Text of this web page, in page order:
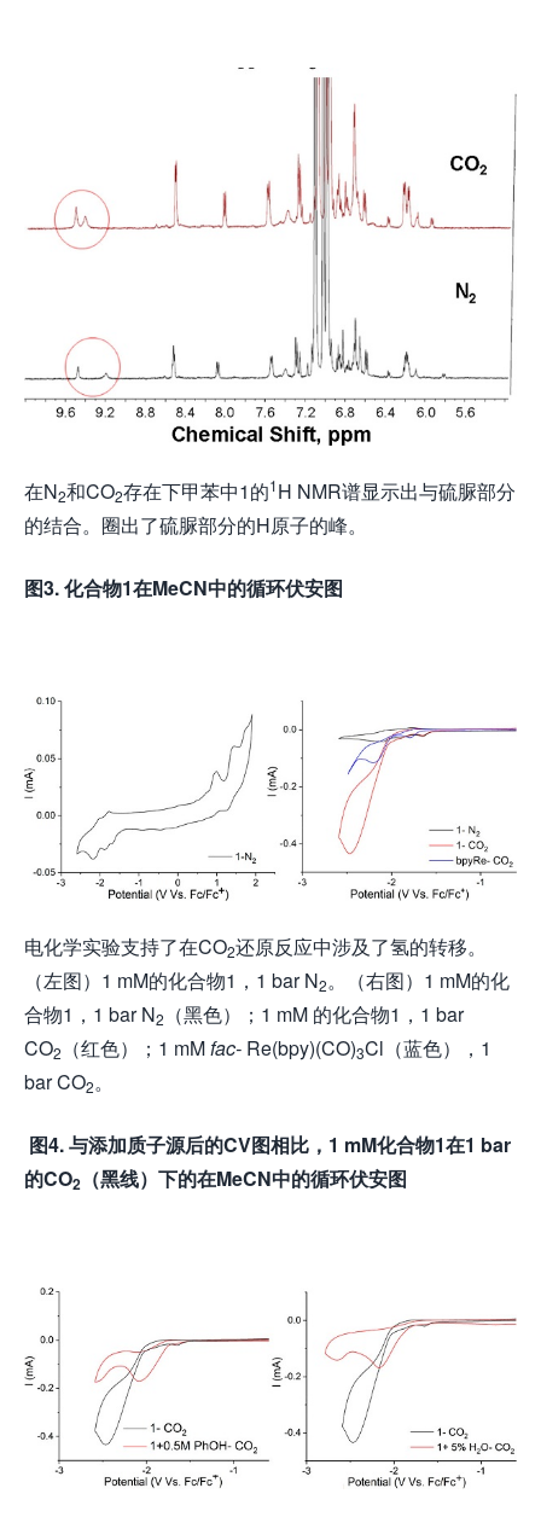
在N2和CO2存在下甲苯中1的1H NMR谱显示出与硫脲部分
的结合。圈出了硫脲部分的H原子的峰。
图3.化合物1在MeCN中的循环伏安图
电化学实验支持了在CO2还原反应中涉及了氢的转移。
（左图）1 mM的化合物1，1 bar N2。（右图）1 mM的化
合物1，1 bar N2
（黑色）；1 mM 的化合物1，1 bar
CO2 （红色）；1 mMfac- Re(bpy)(CO)3Cl（蓝色），1
bar CO2。
图4.与添加质子源后的CV图相比， 1 mM化合物1在1 bar
的CO2 （黑线）下的在MeCN中的循环伏安图